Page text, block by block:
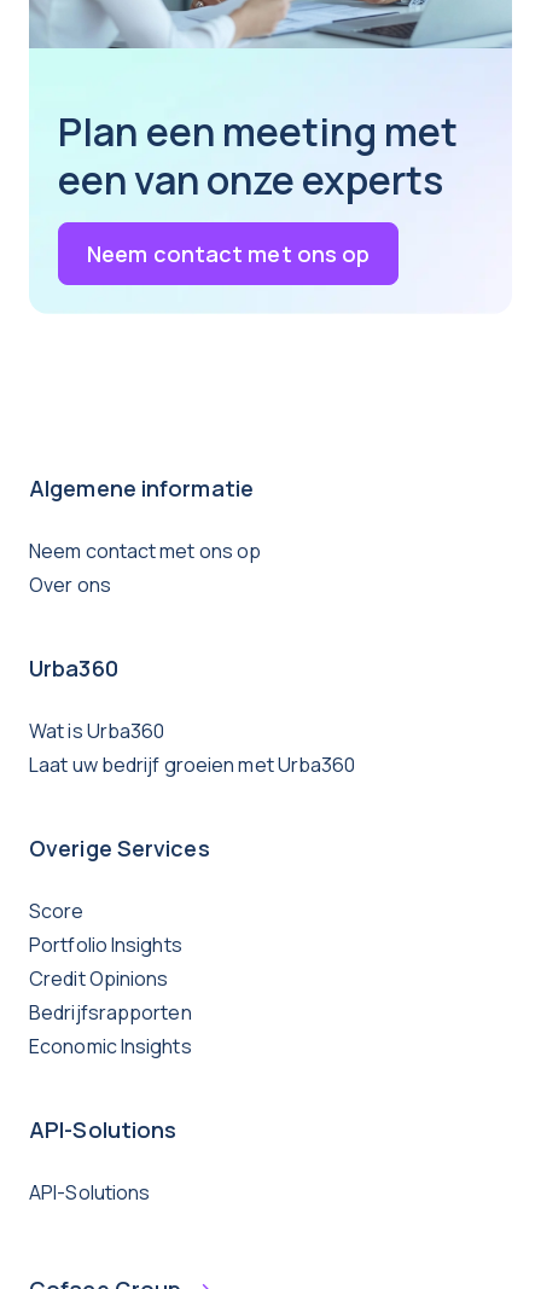
Plan een meeting met
een van onze experts
Neem contact met ons op
Algemene informatie
Neem contact met ons op
Over ons
Urba360
Wat is Urba360
Laat uw bedrijf groeien met Urba360
Overige Services
Score
Portfolio Insights
Credit Opinions
Bedrijfsrapporten
Economic Insights
API-Solutions
API-Solutions